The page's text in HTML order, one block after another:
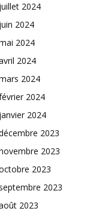
2024
2024
2024
2024
2024
2024
2024
2023
2023
2023
2023
2023